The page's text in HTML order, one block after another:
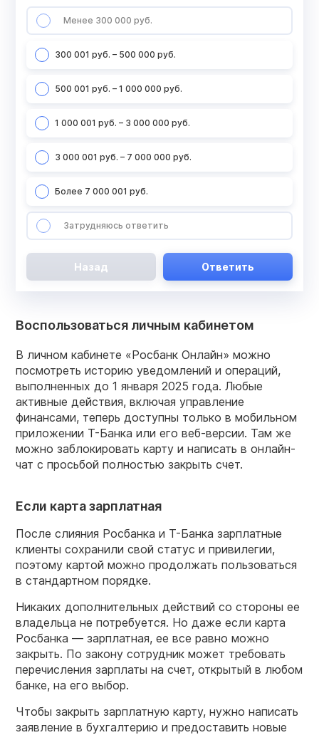
Менее 300 000 руб.
300 001 руб. – 500 000 руб.
500 001 руб. – 1 000 000 руб.
1 000 001 руб. – 3 000 000 руб.
3 000 001 руб. – 7 000 000 руб.
Более 7 000 001 руб.
Затрудняюсь ответить
Назад Ответить
Воспользоваться личным кабинетом
В личном кабинете «Росбанк Онлайн» можно
посмотреть историю уведомлений и операций,
выполненных до 1 января 2025 года. Любые
активные действия, включая управление
финансами, теперь доступны только в мобильном
приложении Т-Банка или его веб-версии. Там же
можно заблокировать карту и написать в онлайн-
чат с просьбой полностью закрыть счет.
Если карта зарплатная
После слияния Росбанка и Т-Банка зарплатные
клиенты сохранили свой статус и привилегии,
поэтому картой можно продолжать пользоваться
в стандартном порядке.
Никаких дополнительных действий со стороны ее
владельца не потребуется. Но даже если карта
Росбанка — зарплатная, ее все равно можно
закрыть. По закону сотрудник может требовать
перечисления зарплаты на счет, открытый в любом
банке, на его выбор.
Чтобы закрыть зарплатную карту, нужно написать
заявление в бухгалтерию и предоставить новые